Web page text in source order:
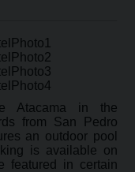
Atacama in the
from San Pedro
an outdoor pool
is available on
featured in certain